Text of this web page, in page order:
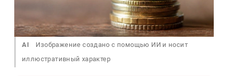
AI
Изображение создано с помощью ИИ и носит
иллюстративный характер